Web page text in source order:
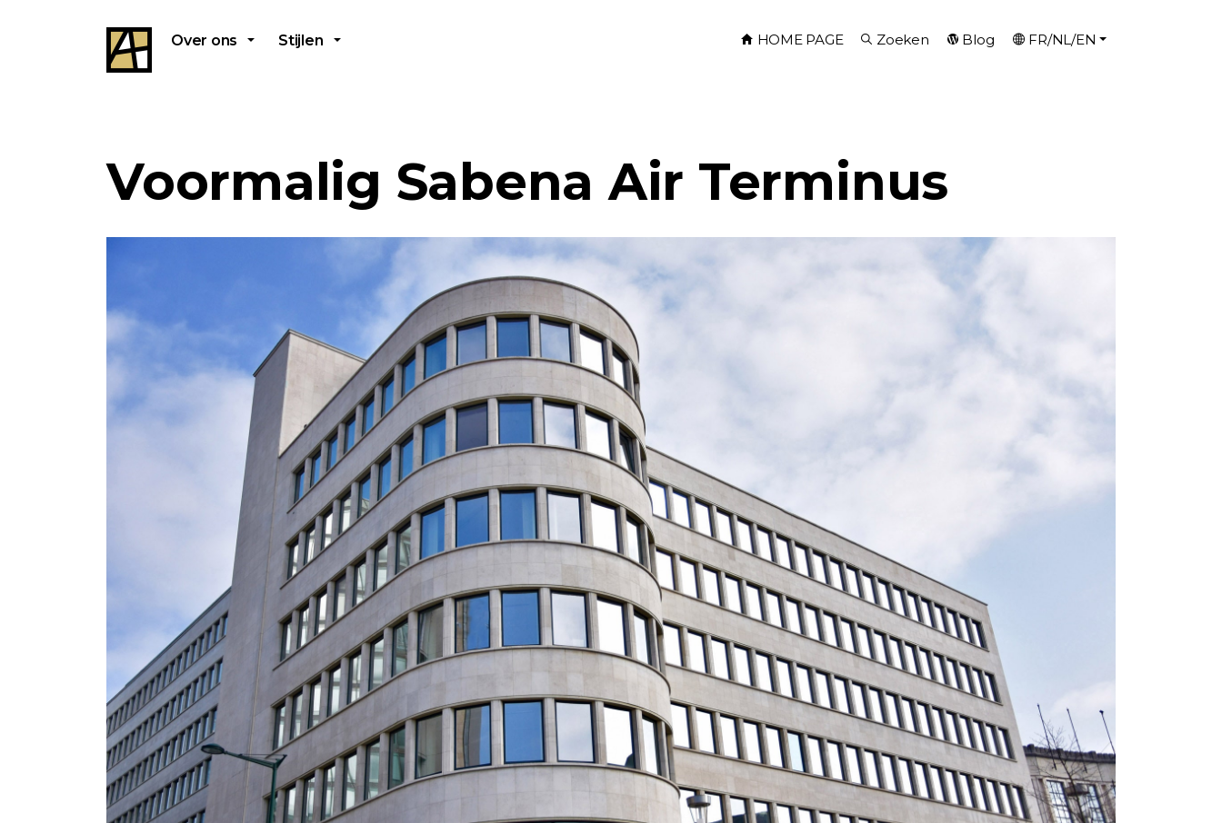
Over ons Stijlen HOME PAGE Zoeken Blog FR/NL/EN
Voormalig Sabena Air Terminus